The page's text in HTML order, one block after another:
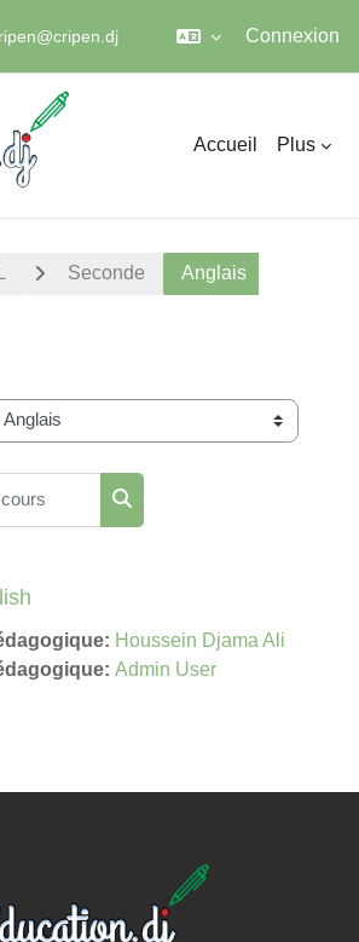
Connexion
Accueil Plus
Seconde Anglais
Rechercher des cours
Houssein Djama Ali
Admin User